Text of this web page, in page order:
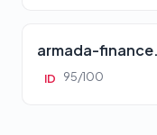
armada-
ID 95/100